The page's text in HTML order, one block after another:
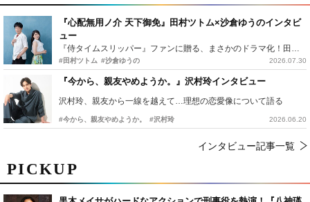
PICKUP
『心配無用ノ介 天下御免』田村ツトム×沙倉ゆうのインタビ
ュー
『侍タイムスリッパー』ファンに贈る、まさかのドラマ化！田村ツトム×沙倉ゆうのが語る『心配無用ノ介』撮影秘話
#田村ツトム #沙倉ゆうの 2026.07.30
『今から、親友やめようか。』沢村玲インタビュー
沢村玲、親友から一線を越えて…理想の恋愛像について語る
#今から、親友やめようか。 #沢村玲 2026.06.20
インタビュー記事一覧